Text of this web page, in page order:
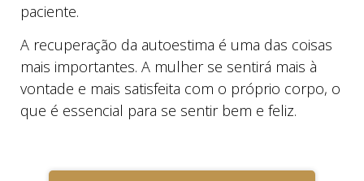
paciente.​
A recuperação da autoestima é uma das coisas
mais importantes. A mulher se sentirá mais à
vontade e mais satisfeita com o próprio corpo, o
que é essencial para se sentir bem e feliz.